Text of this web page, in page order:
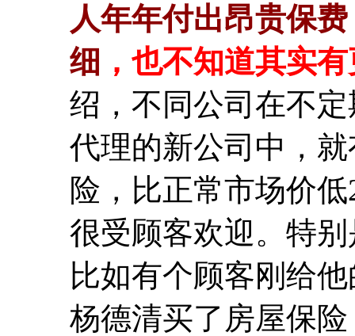
人年年付出昂贵保
细 ，也不知道其实
绍，不同公司在不
代理的新公司中，
险，比正常市场价
很受顾客欢迎。特
比如有个顾客刚给
杨德清买了房屋保